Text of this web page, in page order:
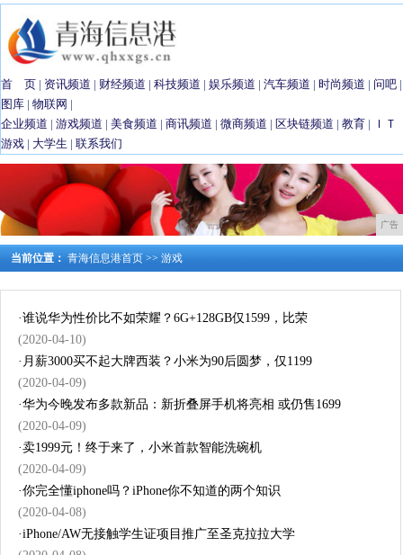
首 页 | 资讯频道 | 财经频道 | 科技频道 | 娱乐频道 | 汽车频道 | 时尚频道 | 问吧 |
图库 | 物联网 |
企业频道 | 游戏频道 | 美食频道 | 商讯频道 | 微商频道 | 区块链频道 | 教育 |
ＩＴ
游戏 | 大学生 | 联系我们
广告
当前位置： 青海信息港首页 >> 游戏
·谁说华为性价比不如荣耀？6G+128GB仅1599，比荣
(2020-04-10)
· 月薪3000买不起大牌西装？小米为90后圆梦，仅1199
(2020-04-09)
·华为今晚发布多款新品：新折叠屏手机将亮相 或仍售1699
(2020-04-09)
·卖1999元！终于来了，小米首款智能洗碗机
(2020-04-09)
·你完全懂iphone吗？iPhone你不知道的两个知识
(2020-04-08)
·iPhone/AW无接触学生证项目推广至圣克拉拉大学